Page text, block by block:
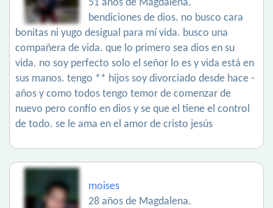
51 años de Magdalena.
bendiciones de dios. no busco cara
bonitas ni yugo desigual para mí vida. busco una
compañera de vida. que lo primero sea dios en su
vida. no soy perfecto solo el señor lo es y vida está en
sus manos. tengo ** hijos soy divorciado desde hace -
años y como todos tengo temor de comenzar de
nuevo pero confío en dios y se que el tiene el control
de todo. se le ama en el amor de cristo jesús
moises
28 años de Magdalena.